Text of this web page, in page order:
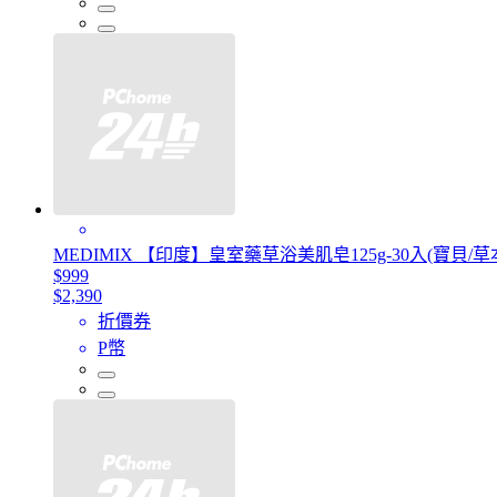
MEDIMIX 【印度】皇室藥草浴美肌皂125g-30入(寶貝/草
$999
$2,390
折價券
P幣